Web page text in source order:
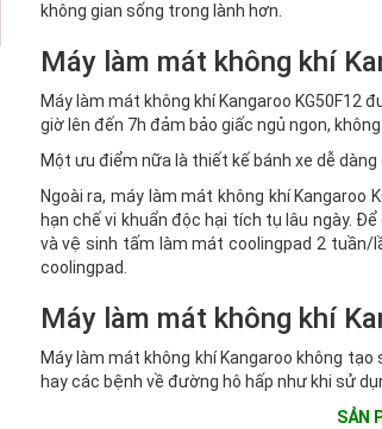
không gian sống trong lành hơn.
Máy làm mát không khí
Máy làm mát không khí Kangaroo KG50F12
giờ lên đến 7h đảm bảo giấc ngủ ngon, không
Một ưu điểm nữa là thiết kế bánh xe dễ
Ngoài ra, máy làm mát không khí Kangaroo
hạn chế vi khuẩn độc hại tích tụ lâu ngày.
và vệ sinh tấm làm mát coolingpad 2
coolingpad.
Máy làm mát không khí
Máy làm mát không khí Kangaroo không
hay các bệnh về đường hô hấp như khi sử
SẢN